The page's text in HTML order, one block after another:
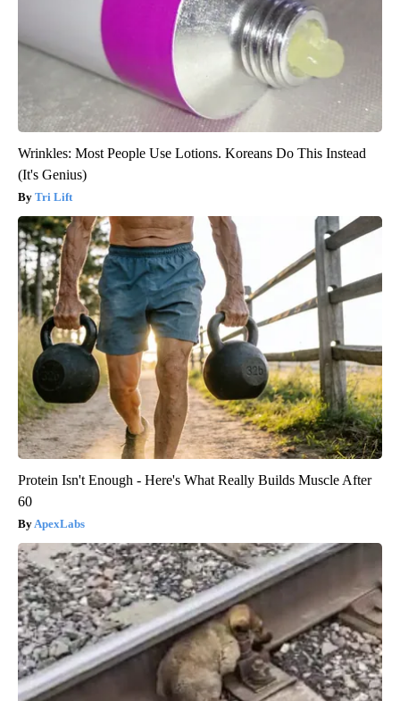
Wrinkles: Most People Use Lotions. Koreans Do This Instead
(It's Genius)
Tri Lift
Protein Isn't Enough - Here's What Really Builds Muscle After
60
ApexLabs